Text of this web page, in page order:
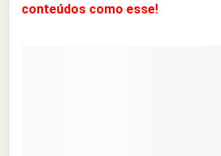
conteúdos como esse!